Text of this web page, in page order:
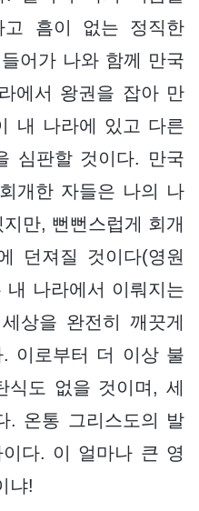
고 흠이 없는 정직한
어가 나와 함께 만국
에서 왕권을 잡아 만
내 나라에 있고 다른
심판할 것이다. 만국
개한 자들은 나의 나
만, 뻔뻔스럽게 회개
던져질 것이다(영원
나라에서 이뤄지는
상을 완전히 깨끗게
이로부터 더 이상 불
식도 없을 것이며, 세
. 온통 그리스도의 발
다. 이 얼마나 큰 영
냐!